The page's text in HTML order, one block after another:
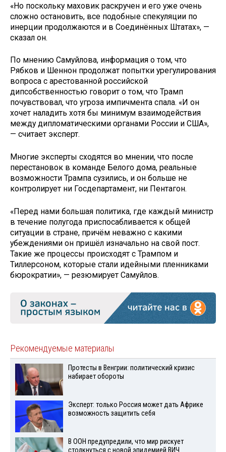
«Но поскольку маховик раскручен и его уже очень
сложно остановить, все подобные спекуляции по
инерции продолжаются и в Соединённых Штатах», —
сказал он.
По мнению Самуйлова, информация о том, что
Рябков и Шеннон продолжат попытки урегулирования
вопроса с арестованной российской
дипсобственностью говорит о том, что Трамп
почувствовал, что угроза импичмента спала. «И он
хочет наладить хотя бы минимум взаимодействия
между дипломатическими органами России и США»,
— считает эксперт.
Многие эксперты сходятся во мнении, что после
перестановок в команде Белого дома, реальные
возможности Трампа сузились, и он больше не
контролирует ни Госдепартамент, ни Пентагон.
«Перед нами большая политика, где каждый министр
в течение полугода приспосабливается к общей
ситуации в стране, причём неважно с какими
убеждениями он пришёл изначально на свой пост.
Такие же процессы происходят с Трампом и
Тиллерсоном, которые стали идейными пленниками
бюрократии», — резюмирует Самуйлов.
Рекомендуемые материалы
Протесты в Венгрии: политический кризис
набирает обороты
Эксперт: только Россия может дать Африке
возможность защитить себя
В ООН предупредили, что мир рискует
столкнуться с новой эпидемией ВИЧ